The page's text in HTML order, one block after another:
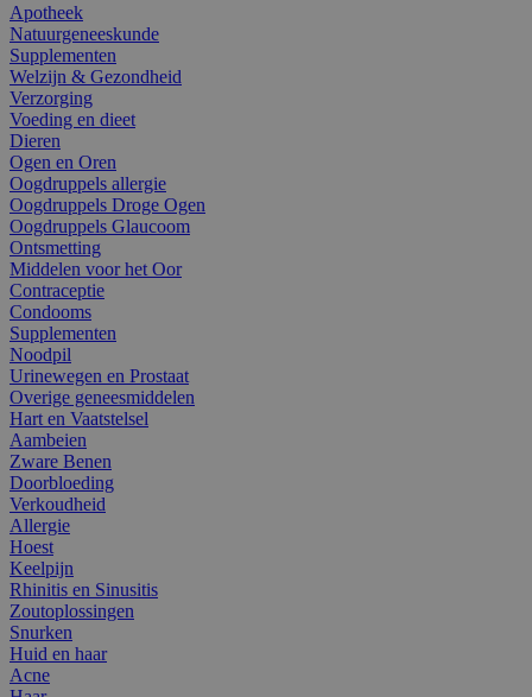
Apotheek
Natuurgeneeskunde
Supplementen
Welzijn & Gezondheid
Verzorging
Voeding en dieet
Dieren
Ogen en Oren
Oogdruppels allergie
Oogdruppels Droge Ogen
Oogdruppels Glaucoom
Ontsmetting
Middelen voor het Oor
Contraceptie
Condooms
Supplementen
Noodpil
Urinewegen en Prostaat
Overige geneesmiddelen
Hart en Vaatstelsel
Aambeien
Zware Benen
Doorbloeding
Verkoudheid
Allergie
Hoest
Keelpijn
Rhinitis en Sinusitis
Zoutoplossingen
Snurken
Huid en haar
Acne